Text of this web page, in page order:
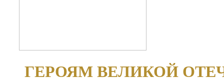
ГЕРОЯМ ВЕЛИКОЙ